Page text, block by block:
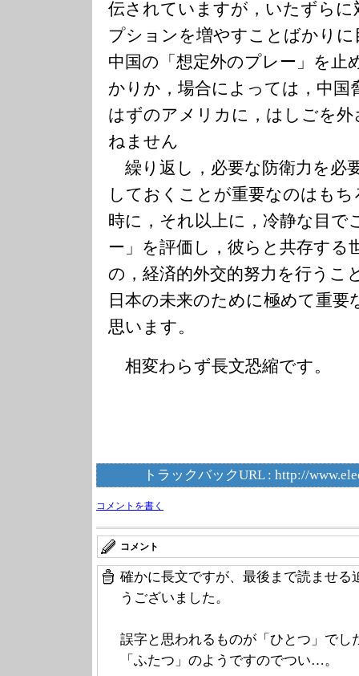
伝されていますが，いたずら
プションを増やすことばかり
中国の「想定外のプレー」を止
かりか，場合によっては，中国
はずのアメリカに，はしごを
ねません
繰り返し，必要な防衛力を必
しておくことが重要なのはも
時に，それ以上に，冷静な目で
ー」を評価し，彼らと共存する
の，経済的外交的努力を行うこ
日本の未来のために極めて重
思います。
相変わらず長文恐縮です。
トラックバックURL : http://
コメントを書く
コメント
確かに長文ですが、最後まで読ませる
うございました。
誤字と思われるものが「ひとつ」でし
「ふたつ」のようですのでつい…。